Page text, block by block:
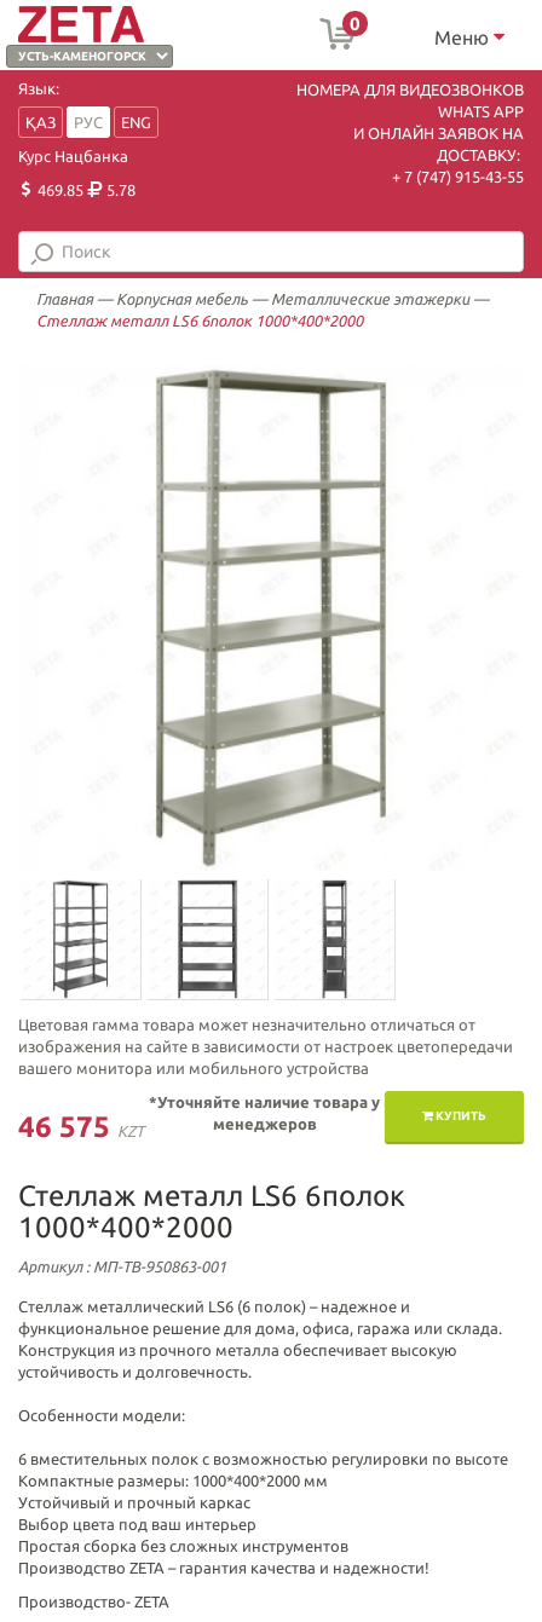
0
Меню
Язык:
ҚАЗ
РУС
ENG
Курс Нацбанка
469.85
5.78
НОМЕРА ДЛЯ ВИДЕОЗВОНКОВ
WHATS APP
И ОНЛАЙН ЗАЯВОК НА
ДОСТАВКУ:
+ 7 (747) 915-43-55
Главная— Корпусная мебель — Металлические этажерки—
Стеллаж металл LS6 6полок 1000*400*2000
Цветовая гамма товара может незначительно отличаться от
изображения на сайте в зависимости от настроек цветопередачи
вашего монитора или мобильного устройства
46 575 KZT
КУПИТЬ
*Уточняйте наличие товара у
менеджеров
Стеллаж металл LS6 6полок
1000*400*2000
Артикул: МП-ТВ-950863-001
Стеллаж металлический LS6 (6 полок) – надежное и
функциональное решение для дома, офиса, гаража или склада.
Конструкция из прочного металла обеспечивает высокую
устойчивость и долговечность.
Особенности модели:
6 вместительных полок с возможностью регулировки по высоте
Компактные размеры: 1000*400*2000 мм
Устойчивый и прочный каркас
Выбор цвета под ваш интерьер
Простая сборка без сложных инструментов
Производство ZETA – гарантия качества и надежности!
Производство- ZETA